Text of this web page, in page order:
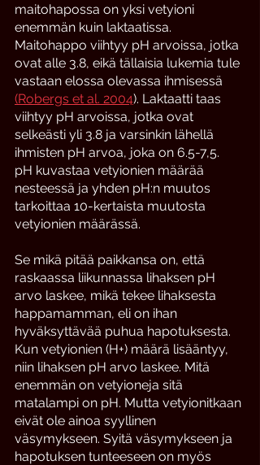
maitohapossa on yksi vetyioni
enemmän kuin laktaatissa.
Maitohappo viihtyy pH arvoissa, jotka
ovat alle 3.8, eikä tällaisia lukemia tule
vastaan elossa olevassa ihmisessä
(Robergs et al. 2004). Laktaatti taas
viihtyy pH arvoissa, jotka ovat
selkeästi yli 3.8 ja varsinkin lähellä
ihmisten pH arvoa, joka on 6.5-7,5.
pH kuvastaa vetyionien määrää
nesteessä ja yhden pH:n muutos
tarkoittaa 10-kertaista muutosta
vetyionien määrässä.
Se mikä pitää paikkansa on, että
raskaassa liikunnassa lihaksen pH
arvo laskee, mikä tekee lihaksesta
happamamman, eli on ihan
hyväksyttävää puhua hapotuksesta.
Kun vetyionien (H+) määrä lisääntyy,
niin lihaksen pH arvo laskee. Mitä
enemmän on vetyioneja sitä
matalampi on pH. Mutta vetyionitkaan
eivät ole ainoa syyllinen
väsymykseen. Syitä väsymykseen ja
hapotuksen tunteeseen on myös